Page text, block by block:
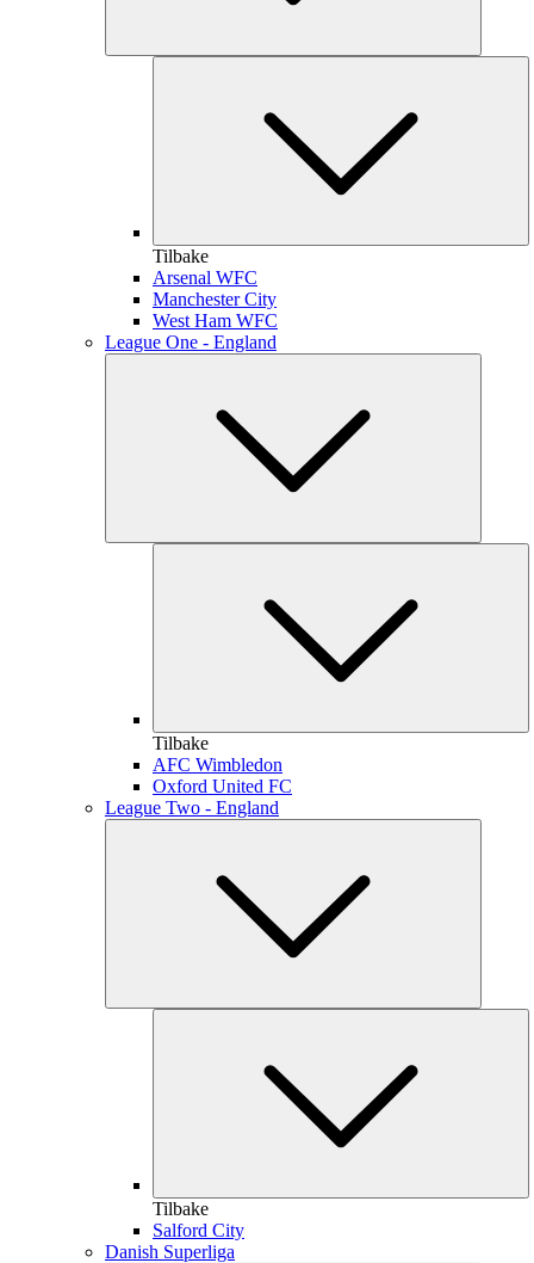
Tilbake
Arsenal WFC
Manchester City
West Ham WFC
League One - England
Tilbake
AFC Wimbledon
Oxford United FC
League Two - England
Tilbake
Salford City
Danish Superliga